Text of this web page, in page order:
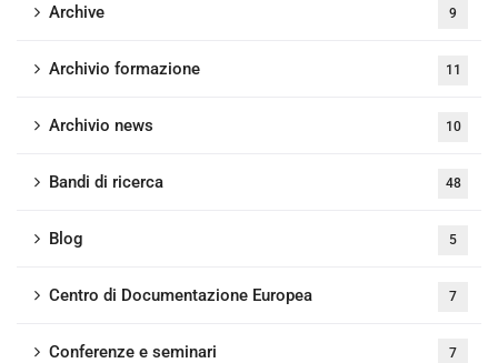
Archive 9
Archivio formazione 11
Archivio news 10
Bandi di ricerca 48
Blog 5
Centro di Documentazione Europea 7
Conferenze e seminari 7